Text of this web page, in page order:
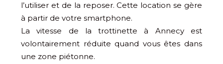
l’utiliser et de la reposer. Cette location se gère
à partir de votre smartphone.
La vitesse de la trottinette à Annecy est
volontairement réduite quand vous êtes dans
une zone piétonne.